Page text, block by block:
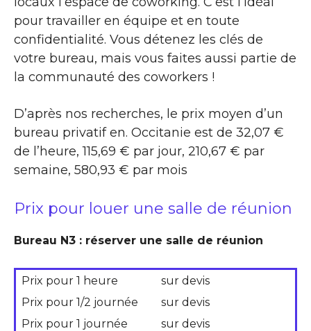
pour travailler en équipe et en toute
confidentialité. Vous détenez les clés de
votre bureau, mais vous faites aussi partie de
la communauté des coworkers !
D’après nos recherches, le prix moyen d’un
bureau privatif en. Occitanie est de 32,07 €
de l’heure, 115,69 € par jour, 210,67 € par
semaine, 580,93 € par mois
Prix pour louer une salle de réunion
Bureau N3 : réserver une salle de réunion
Prix pour 1 heure
sur devis
Prix pour 1/2 journée
sur devis
Prix pour 1 journée
sur devis